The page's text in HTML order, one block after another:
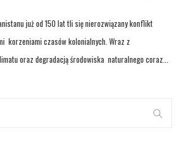
już od 150 lat tli się nierozwiązany konflikt
korzeniami czasów kolonialnych. Wraz z
oraz degradacją środowiska naturalnego coraz...